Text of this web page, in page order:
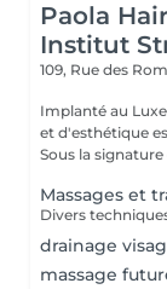
Paola
Institut
109, Rue des
Implanté au
et d'esthétique
Sous la signature
Massages et
drainage
massage